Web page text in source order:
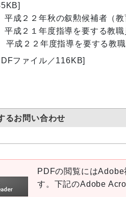
２２年秋の叙勲候補者（教
２１年度指導を要する教職
２２年度指導を要する教
ファイル／116KB]
るお問い合わせ
PDFの閲覧には
す。下記のAdobe